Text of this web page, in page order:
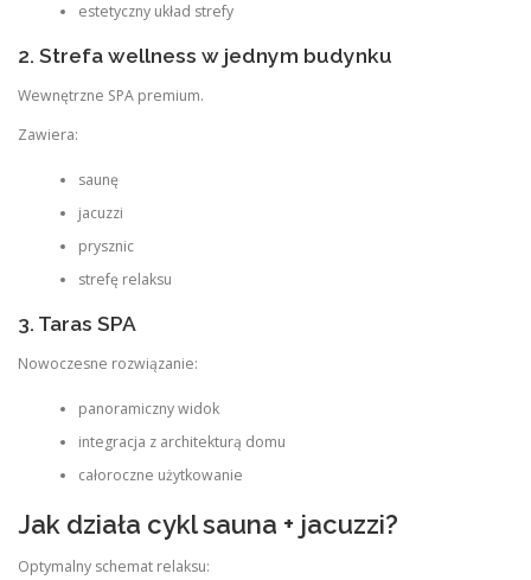
estetyczny układ strefy
2. Strefa wellness w jednym budynku
Wewnętrzne SPA premium.
Zawiera:
saunę
jacuzzi
prysznic
strefę relaksu
3. Taras SPA
Nowoczesne rozwiązanie:
panoramiczny widok
integracja z architekturą domu
całoroczne użytkowanie
Jak działa cykl sauna + jacuzzi?
Optymalny schemat relaksu: